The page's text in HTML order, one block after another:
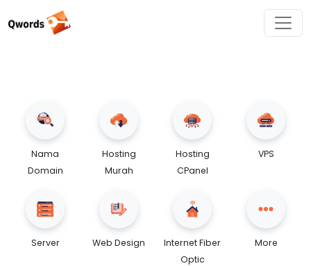
Nama
Domain
Hosting
Murah
Hosting
CPanel
VPS
Server Web Design
Internet Fiber
Optic
More